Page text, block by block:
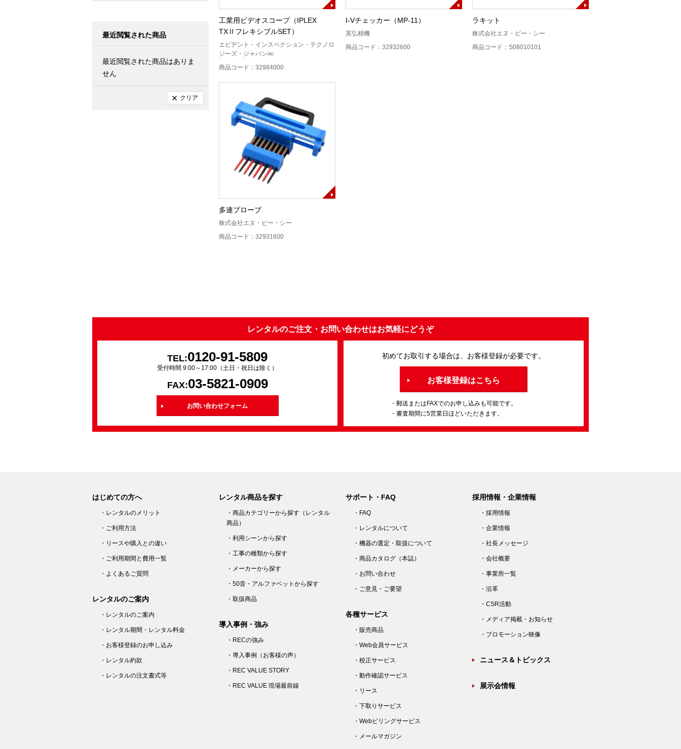
最近閲覧された商品
最近閲覧された商品はありま
せん
クリア
工業用ビデオスコープ（IPLEX
TXⅡフレキシブルSET）
エビデント・インスペクション・テクノロ
ジーズ・ジャパン㈱
商品コード：32984000
I-Vチェッカー（MP-11）
英弘精機
商品コード：32932600
ラキット
株式会社エヌ・ピー・シー
商品コード：S08010101
多連プローブ
株式会社エヌ・ピー・シー
商品コード：32931600
レンタルのご注文・お問い合わせはお気軽にどうぞ
TEL:0120-91-5809
受付時間 9:00～17:00（土日・祝日は除く）
FAX:03-5821-0909
お問い合わせフォーム
初めてお取引する場合は、お客様登録が必要です。
お客様登録はこちら
・郵送またはFAXでのお申し込みも可能です。
・審査期間に5営業日ほどいただきます。
はじめての方へ
・レンタルのメリット
・ご利用方法
・リースや購入との違い
・ご利用期間と費用一覧
・よくあるご質問
レンタルのご案内
・レンタルのご案内
・レンタル期間・レンタル料金
・お客様登録のお申し込み
・レンタル約款
・レンタルの注文書式等
レンタル商品を探す
・商品カテゴリーから探す（レンタル
商品）
・利用シーンから探す
・工事の種類から探す
・メーカーから探す
・50音・アルファベットから探す
・取扱商品
導入事例・強み
・RECの強み
・導入事例（お客様の声）
・REC VALUE STORY
・REC VALUE 現場最前線
サポート・FAQ
・FAQ
・レンタルについて
・機器の選定・取扱について
・商品カタログ（本誌）
・お問い合わせ
・ご意見・ご要望
各種サービス
・販売商品
・Web会員サービス
・校正サービス
・動作確認サービス
・リース
・下取りサービス
・Webビリングサービス
・メールマガジン
採用情報・企業情報
・採用情報
・企業情報
・社長メッセージ
・会社概要
・事業所一覧
・沿革
・CSR活動
・メディア掲載・お知らせ
・プロモーション映像
ニュース＆トピックス
展示会情報